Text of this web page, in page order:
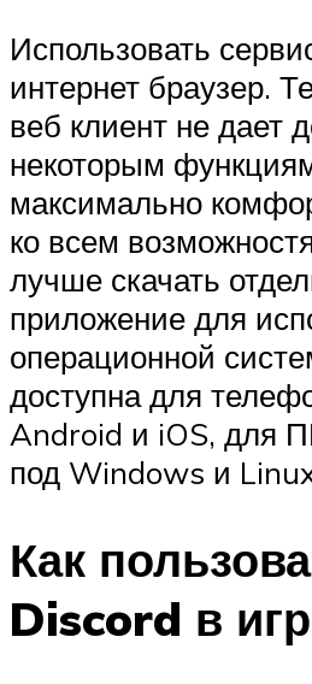
Использовать
интернет браузер.
веб клиент не дает
некоторым
максимально
ко всем
лучше скачать
приложение для
операционной
доступна для
Android и iOS, для
под Windows и
Как
Discord в